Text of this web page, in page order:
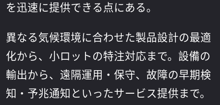
を迅速に提供できる点にある。
異なる気候環境に合わせた製品設計の最適
化から、小ロットの特注対応まで。設備の
輸出から、遠隔運用・保守、故障の早期検
知・予兆通知といったサービス提供まで。